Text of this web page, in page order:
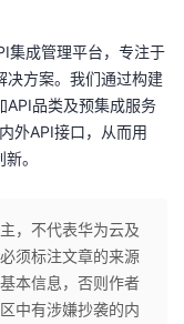
集成管理平台，专注于
决方案。我们通过构建
API品类及预集成服务
外API接口，从而用
。
，不代表华为云及
须标注文章的来源
本信息，否则作者
中有涉嫌抄袭的内